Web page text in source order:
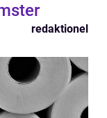
redaktionel